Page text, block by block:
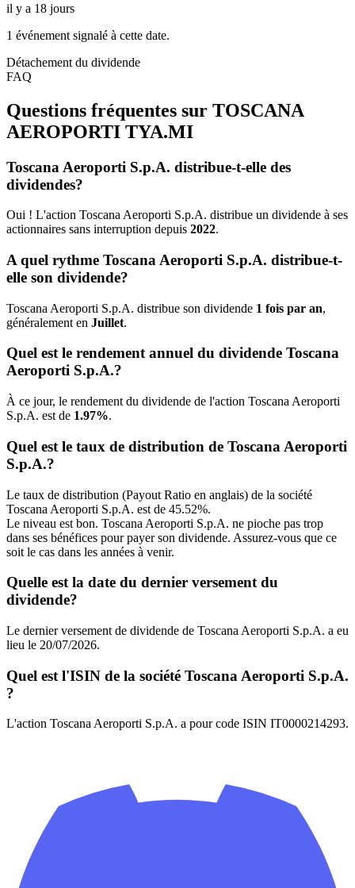
il y a 18 jours
1 événement signalé à cette date.
Détachement du dividende
FAQ
Questions fréquentes sur TOSCANA
AEROPORTI TYA.MI
Toscana Aeroporti S.p.A. distribue-t-elle des
dividendes?
Oui ! L'action Toscana Aeroporti S.p.A. distribue un dividende à ses
actionnaires sans interruption depuis 2022.
A quel rythme Toscana Aeroporti S.p.A. distribue-t-
elle son dividende?
Toscana Aeroporti S.p.A. distribue son dividende 1 fois par an,
généralement en Juillet.
Quel est le rendement annuel du dividende Toscana
Aeroporti S.p.A.?
À ce jour, le rendement du dividende de l'action Toscana Aeroporti
S.p.A. est de 1.97%.
Quel est le taux de distribution de Toscana Aeroporti
S.p.A.?
Le taux de distribution (Payout Ratio en anglais) de la société
Toscana Aeroporti S.p.A. est de 45.52%.
Le niveau est bon. Toscana Aeroporti S.p.A. ne pioche pas trop
dans ses bénéfices pour payer son dividende. Assurez-vous que ce
soit le cas dans les années à venir.
Quelle est la date du dernier versement du
dividende?
Le dernier versement de dividende de Toscana Aeroporti S.p.A. a eu
lieu le 20/07/2026.
Quel est l'ISIN de la société Toscana Aeroporti S.p.A.
?
L'action Toscana Aeroporti S.p.A. a pour code ISIN IT0000214293.